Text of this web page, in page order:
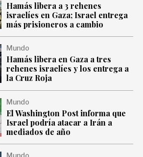
Hamás libera a 3 rehenes
israelíes en Gaza; Israel entrega
más prisioneros a cambio
Mundo
Hamás libera en Gaza a tres
rehenes israelíes y los entrega a
la Cruz Roja
Mundo
El Washington Post informa que
Israel podría atacar a Irán a
mediados de año
Mundo